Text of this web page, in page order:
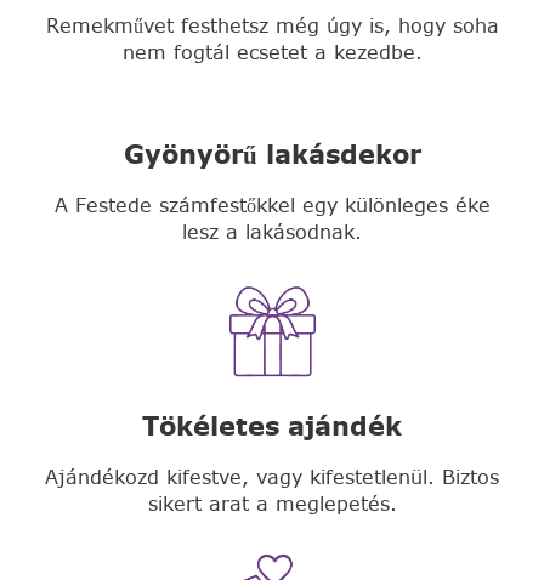
Remekművet festhetsz még úgy is, hogy soha
nem fogtál ecsetet a kezedbe.
Gyönyörű lakásdekor
A Festede számfestőkkel egy különleges éke
lesz a lakásodnak.
Tökéletes ajándék
Ajándékozd kifestve, vagy kifestetlenül. Biztos
sikert arat a meglepetés.